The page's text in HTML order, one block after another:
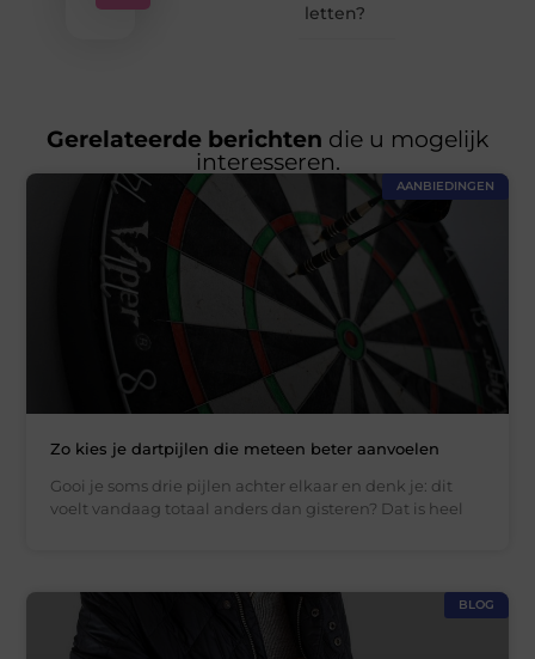
letten?
Gerelateerde berichten die u mogelijk
interesseren.
AANBIEDINGEN
Zo kies je dartpijlen die meteen beter aanvoelen
Gooi je soms drie pijlen achter elkaar en denk je: dit
voelt vandaag totaal anders dan gisteren? Dat is heel
BLOG